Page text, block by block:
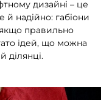
дизайні – це
й надійно: габіони
якщо правильно
ідей, що можна
ділянці.